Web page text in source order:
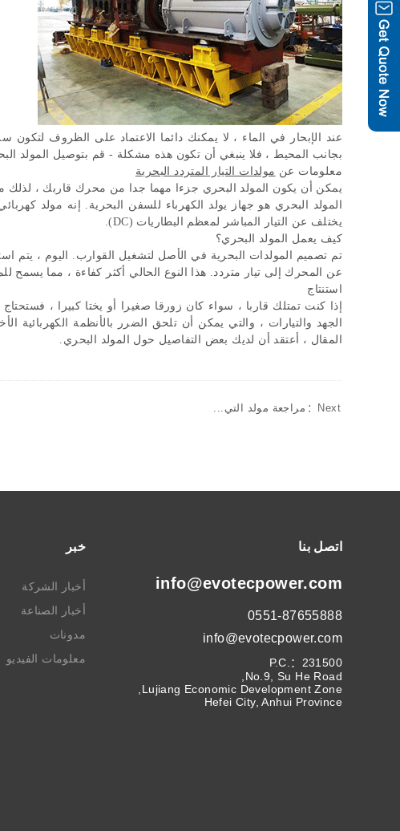
عند الإبحار في الماء ، لا يمكنك دائما الاعتماد على الظروف لتكون
بجانب المحيط ، فلا ينبغي أن تكون هذه مشكلة - قم بتوصيل المولد
معلومات عن مولدات التيار المتردد البحرية
يمكن أن يكون المولد البحري جزءا مهما جدا من محرك قاربك ، لذلك
المولد البحري هو جهاز يولد الكهرباء للسفن البحرية . إنه مولد
يختلف عن التيار المباشر لمعظم البطاريات (DC).
كيف يعمل المولد البحري؟
تم تصميم المولدات البحرية في الأصل لتشغيل القوارب . اليوم ، يتم
عن المحرك إلى تيار متردد. هذا النوع الحالي أكثر كفاءة ، مما يسمح
استنتاج
إذا كنت تمتلك قاربا ، سواء كان زورقا صغيرا أو يختا كبيرا ، فستحتاج
الجهد والتيارات ، والتي يمكن أن تلحق الضرر بالأنظمة الكهربائية
المقال ، أعتقد أن لديك بعض التفاصيل حول المولد البحري .
Next： مراجعة مولد التي...
خبر
أخبار الشركة
أخبار الصناعة
مدونات
معلومات الفيديو
اتصل بنا
info@evotecpower.com
0551-87655888
info@evotecpower.com
P.C.：231500
No.9, Su He Road,
Lujiang Economic Development Zone,
Hefei City, Anhui Province